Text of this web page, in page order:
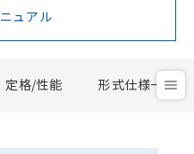
ュアル
定格/性能 形式仕様一覧